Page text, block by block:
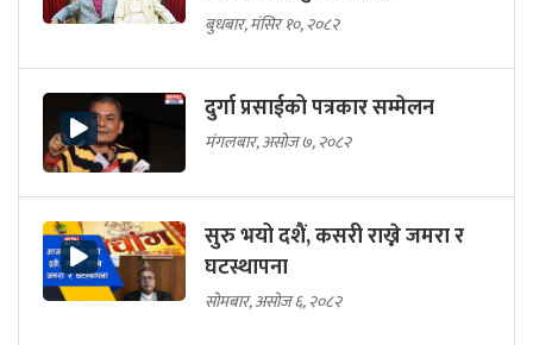
बुधबार, मंसिर १०, २०८२
दुर्गा प्रसाईको पत्रकार सम्मेलन
मंगलबार, असोज ७, २०८२
सुरु भयो दशैं, कसरी राख्ने जमरा र
घटस्थापना
सोमबार, असोज ६, २०८२